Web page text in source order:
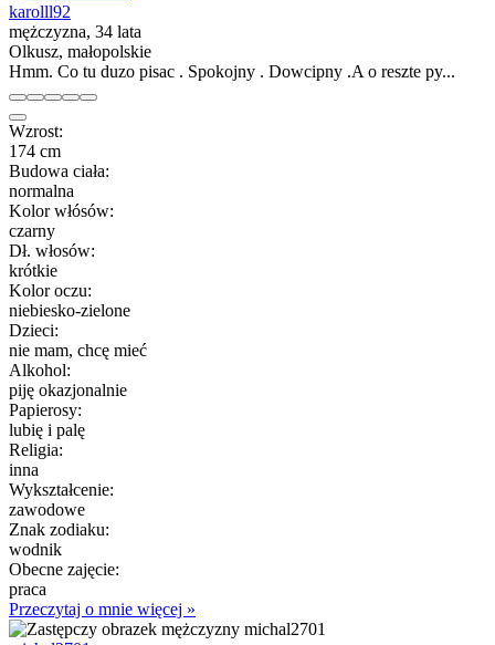
karolll92
mężczyzna, 34 lata
Olkusz, małopolskie
Hmm. Co tu duzo pisac . Spokojny . Dowcipny .A o reszte py...
Wzrost:
174 cm
Budowa ciała:
normalna
Kolor włósów:
czarny
Dł. włosów:
krótkie
Kolor oczu:
niebiesko-zielone
Dzieci:
nie mam, chcę mieć
Alkohol:
piję okazjonalnie
Papierosy:
lubię i palę
Religia:
inna
Wykształcenie:
zawodowe
Znak zodiaku:
wodnik
Obecne zajęcie:
praca
Przeczytaj o mnie więcej »